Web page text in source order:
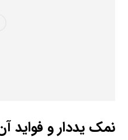
نمک یددارو فواید